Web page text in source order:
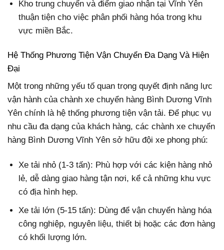
Kho trung chuyển và điểm giao nhận tại Vĩnh Yên
thuận tiện cho việc phân phối hàng hóa trong khu
vực miền Bắc.
Hệ Thống Phương Tiện Vận Chuyển Đa Dạng Và Hiện
Đại
Một trong những yếu tố quan trọng quyết định năng lực
vận hành của chành xe chuyển hàng Bình Dương Vĩnh
Yên chính là hệ thống phương tiện vận tải. Để phục vụ
nhu cầu đa dạng của khách hàng, các chành xe chuyển
hàng Bình Dương Vĩnh Yên sở hữu đội xe phong phú:
Xe tải nhỏ (1-3 tấn): Phù hợp với các kiện hàng nhỏ
lẻ, dễ dàng giao hàng tận nơi, kể cả những khu vực
có địa hình hẹp.
Xe tải lớn (5-15 tấn): Dùng để vận chuyển hàng hóa
công nghiệp, nguyên liệu, thiết bị hoặc các đơn hàng
có khối lượng lớn.